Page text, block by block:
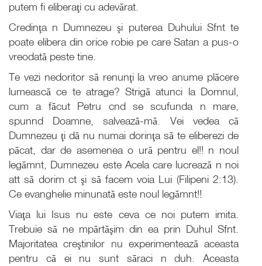
putem fi eliberaţi cu adevărat.
Credinţa n Dumnezeu şi puterea Duhului Sfnt te
poate elibera din orice robie pe care Satan a pus-o
vreodată peste tine.
Te vezi nedoritor să renunţi la vreo anume plăcere
lumească ce te atrage? Strigă atunci la Domnul,
cum a făcut Petru cnd se scufunda n mare,
spunnd Doamne, salvează-mă. Vei vedea că
Dumnezeu ţi dă nu numai dorinţa să te eliberezi de
păcat, dar de asemenea o ură pentru el!! n noul
legămnt, Dumnezeu este Acela care lucrează n noi
att să dorim ct şi să facem voia Lui (Filipeni 2:13).
Ce evanghelie minunată este noul legămnt!!
Viaţa lui Isus nu este ceva ce noi putem imita.
Trebuie să ne mpărtăşim din ea prin Duhul Sfnt.
Majoritatea creştinilor nu experimentează aceasta
pentru că ei nu sunt săraci n duh. Aceasta